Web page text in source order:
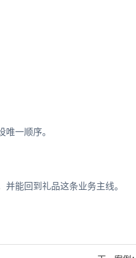
一顺序。
能回到礼品这条业务主线。